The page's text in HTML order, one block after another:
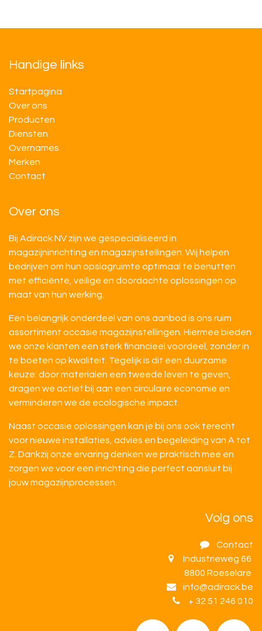
Handige links
Startpagina
Over ons
Producten
Diensten
Overnames
M​​erken
Contact
Over ons
Bij Adirack NV zijn we gespecialiseerd in
magazijninrichting en magazijnstellingen. Wij helpen
bedrijven om hun opslagruimte optimaal te benutten
met efficiënte, veilige en doordachte oplossingen op
maat van hun werking.
Een belangrijk onderdeel van ons aanbod is ons ruim
assortiment occasie magazijnstellingen. Hiermee bieden
we onze klanten een sterk financieel voordeel, zonder in
te boeten op kwaliteit. Tegelijk is dit een duurzame
keuze: door materialen een tweede leven te geven,
dragen we actief bij aan een circulaire economie en
verminderen we de ecologische impact.
Naast occasie oplossingen kan je bij ons ook terecht
voor nieuwe installaties, advies en begeleiding van A tot
Z. Dankzij onze ervaring denken we praktisch mee en
zorgen we voor een inrichting die perfect aansluit bij
jouw magazijnprocessen.
Volg ons
Contact
Industrieweg 66
8800 Roeselare
info@adirack.be
+ 32 51 246 010